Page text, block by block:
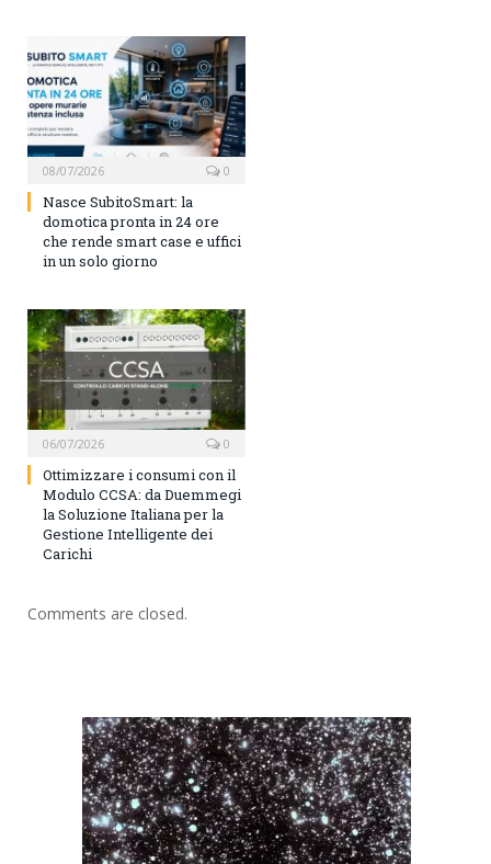
08/07/2026 0
Nasce SubitoSmart: la
domotica pronta in 24 ore
che rende smart case e uffici
in un solo giorno
06/07/2026 0
Ottimizzare i consumi con il
Modulo CCSA: da Duemmegi
la Soluzione Italiana per la
Gestione Intelligente dei
Carichi
Comments are closed.